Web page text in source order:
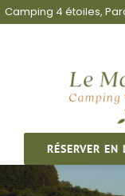
Passer
Camping 4 étoiles,
RÉSERVER EN